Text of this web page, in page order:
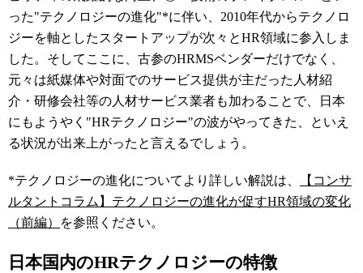
った"テクノロジーの進化"*に伴い、2010年代からテクノロ
ジーを軸としたスタートアップが次々とHR領域に参入しま
した。そしてここに、古参のHRMSベンダーだけでなく、
元々は紙媒体や対面でのサービス提供が主だった人材紹
介・研修会社等の人材サービス業者も加わることで、日本
にもようやく"HRテクノロジー"の波がやってきた、といえ
る状況が出来上がったと言えるでしょう。
*テクノロジーの進化についてより詳しい解説は、
【コンサ
ルタントコラム】テクノロジーの進化が促すHR領域の変化
（前編）
を参照ください。
日本国内のHRテクノロジーの特徴